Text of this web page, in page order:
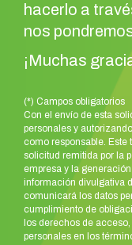
hacerlo a
nos
¡Muchas
(*) Campos obligatorios
Con el envío de esta
personales y
como responsable.
solicitud remitida por la
empresa y la
información divulgativa
comunicará los datos
cumplimiento de
los derechos de
personales en los